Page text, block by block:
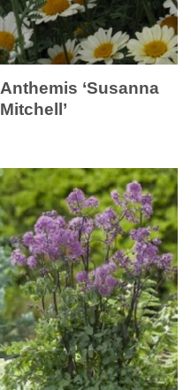
Anthemis ‘Susanna
Mitchell’